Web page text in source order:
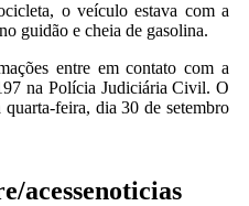
o veículo estava com a
guidão e cheia de gasolina.
entre em contato com a
na Polícia Judiciária Civil. O
feira, dia 30 de setembro
acessenoticias